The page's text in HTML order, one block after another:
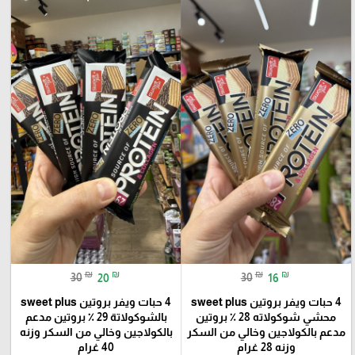
30 ₪ 16 ₪
4 حبات ويفر بروتين sweet plus
محشي شوكولاته 28 ٪؜ بروتين
مدعم بالكولاجين وخالي من السكر
وزنه 28 غرام
30 ₪ 20 ₪
4 حبات ويفر بروتين sweet plus
بالشوكولاتة 29 ٪؜ بروتين مدعم
بالكولاجين وخالي من السكر وزنه
40 غرام